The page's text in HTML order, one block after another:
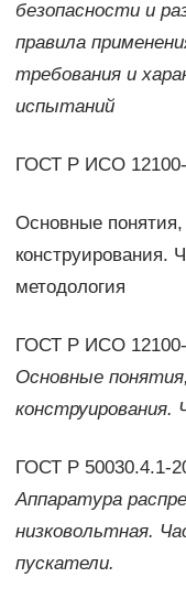
безопасности и
правила
требования и
испытаний
ГОСТ Р ИСО
Основные
конструирования.
методология
ГОСТ Р ИСО
Основные
конструирования.
ГОСТ Р 50030.4.1-
Аппаратура
низковольтная.
пускатели.